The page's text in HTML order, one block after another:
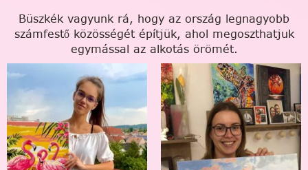
Büszkék vagyunk rá, hogy az ország legnagyobb
számfestő közösségét építjük, ahol megoszthatjuk
egymással az alkotás örömét.